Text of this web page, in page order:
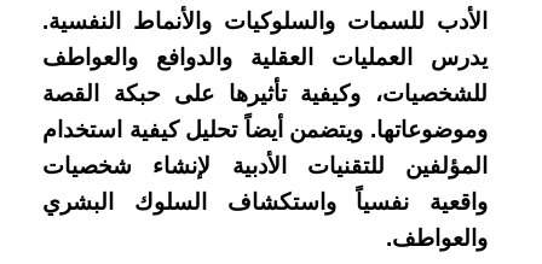
الأدب للسمات والسلوكيات والأنماط النفسية.
يدرس العمليات العقلية والدوافع والعواطف
للشخصيات، وكيفية تأثيرها على حبكة القصة
وموضوعاتها. ويتضمن أيضاً تحليل كيفية استخدام
المؤلفين للتقنيات الأدبية لإنشاء شخصيات
واقعية نفسياً واستكشاف السلوك البشري
والعواطف.